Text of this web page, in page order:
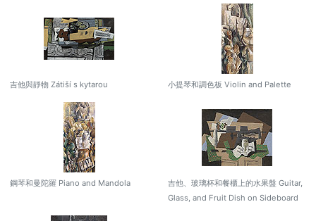
吉他與靜物 Zátiší s kytarou 小提琴和調色板 Violin and Palette
鋼琴和曼陀羅 Piano and Mandola
吉他、玻璃杯和餐櫃上的水果盤 Guitar,
Glass, and Fruit Dish on Sideboard